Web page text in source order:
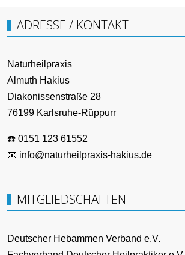
ADRESSE / KONTAKT
Naturheilpraxis
Almuth Hakius
Diakonissenstraße 28
76199 Karlsruhe-Rüppurr
☎️ 0151 123 61552
📧 info@naturheilpraxis-hakius.de
MITGLIEDSCHAFTEN
Deutscher Hebammen Verband e.V.